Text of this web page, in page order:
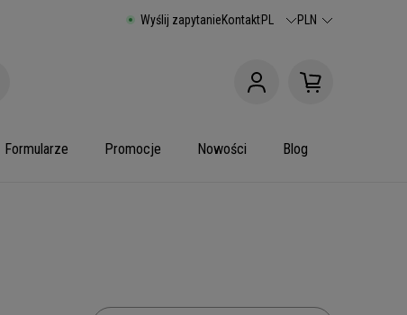
Wyślij zapytanieKontaktPL PLN
Formularze Promocje Nowości Blog